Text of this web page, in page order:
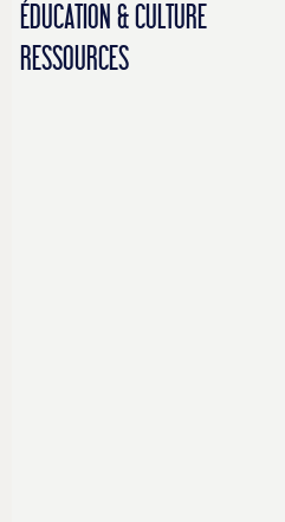
ÉDUCATION & CULTURE
RESSOURCES